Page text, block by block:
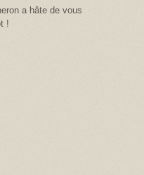
a hâte de vous
!